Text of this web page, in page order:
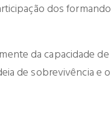
dos
da capacidade
de sobrevivência e